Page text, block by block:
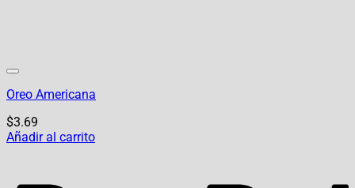
Oreo Americana
$3.69
Añadir al carrito